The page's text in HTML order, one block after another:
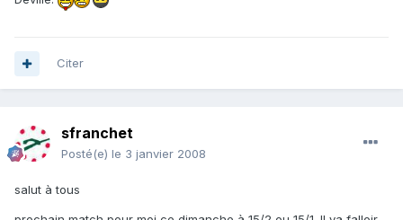
Citer
sfranchet
Posté(e) le 3 janvier 2008
salut à tous